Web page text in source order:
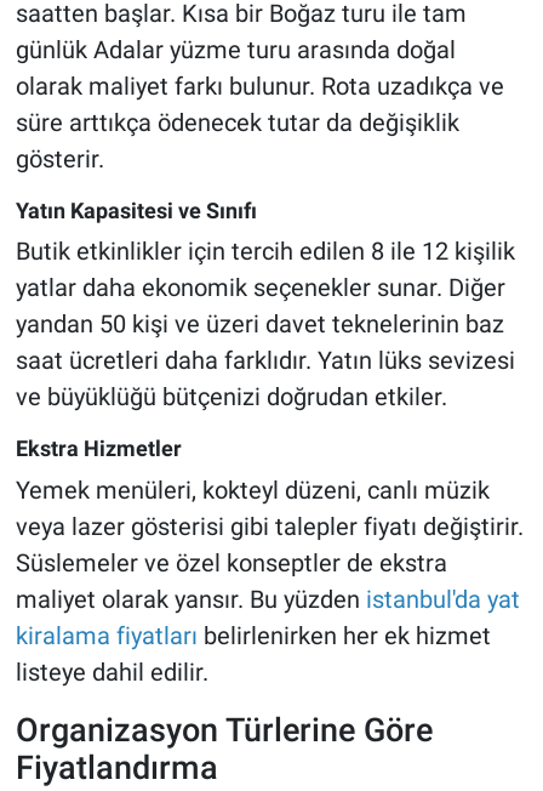
saatten başlar. Kısa bir Boğaz turu ile tam
günlük Adalar yüzme turu arasında doğal
olarak maliyet farkı bulunur. Rota uzadıkça ve
süre arttıkça ödenecek tutar da değişiklik
gösterir.
Yatın Kapasitesi ve Sınıfı
Butik etkinlikler için tercih edilen 8 ile 12 kişilik
yatlar daha ekonomik seçenekler sunar. Diğer
yandan 50 kişi ve üzeri davet teknelerinin baz
saat ücretleri daha farklıdır. Yatın lüks sevizesi
ve büyüklüğü bütçenizi doğrudan etkiler.
Ekstra Hizmetler
Yemek menüleri, kokteyl düzeni, canlı müzik
veya lazer gösterisi gibi talepler fiyatı değiştirir.
Süslemeler ve özel konseptler de ekstra
maliyet olarak yansır. Bu yüzden istanbul'da yat
kiralama fiyatları belirlenirken her ek hizmet
listeye dahil edilir.
Organizasyon Türlerine Göre
Fiyatlandırma